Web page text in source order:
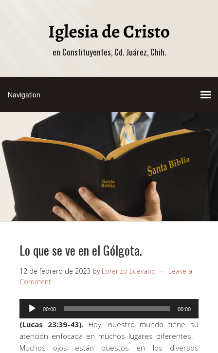
en Constituyentes, Cd. Juárez, Chih.
Lo que se ve en el Gólgota.
12 de febrero de 2023 by Lorenzo Luevano
Leave a
Comment
Reproductor
audio
00:00 00:00
(Lucas 23:39-43). Hoy, nuestro mundo tiene su
atención enfocada en muchos lugares diferentes.
Muchos ojos están puestos en los diversos